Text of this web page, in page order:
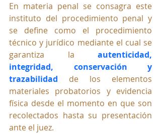
En materia penal se consagra este
instituto del procedimiento penal y
se define como el procedimiento
técnico y jurídico mediante el cual se
garantiza la autenticidad,
integridad, conservación y
trazabilidad de los elementos
materiales probatorios y evidencia
física desde el momento en que son
recolectados hasta su presentación
ante el juez.